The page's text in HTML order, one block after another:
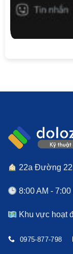
22a Đường
8:00 AM -
Khu vực hoạt
0975-877-798